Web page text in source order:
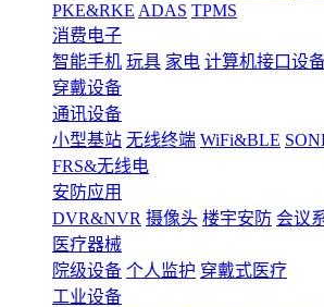
PKE&RKE ADAS TPMS
消费电子
智能手机 玩具 家电 计算机接口设
穿戴设备
通讯设备
小型基站 无线终端 WiFi&BLE
FRS&无线电
安防应用
DVR&NVR 摄像头 楼宇安防 会议
医疗器械
院级设备 个人监护 穿戴式医疗
工业设备